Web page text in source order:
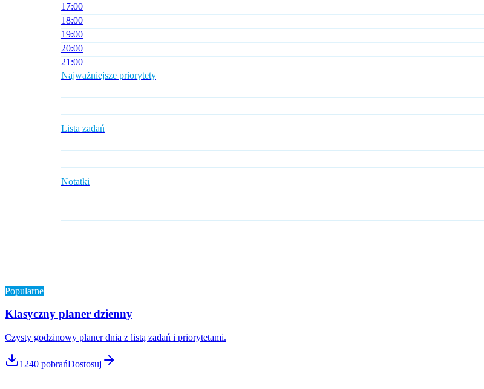
17:00
18:00
19:00
20:00
21 :00
Najważniejsze priorytety
Lista zadań
Notatki
Popularne
Klasyczny planer dzienny
Czysty godzinowy planer dnia z listą zadań i priorytetami.
1240 pobrańDostosuj